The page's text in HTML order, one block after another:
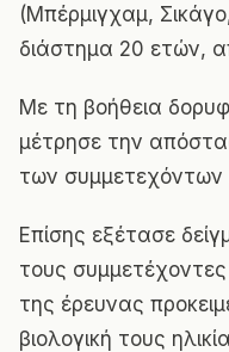
(Μπέρμιγχαμ,
διάστημα 20 ετών,
Με τη βοήθεια
μέτρησε την
των συμμετεχόντων
Επίσης εξέτασε
τους
της έρευνας
βιολογική τους